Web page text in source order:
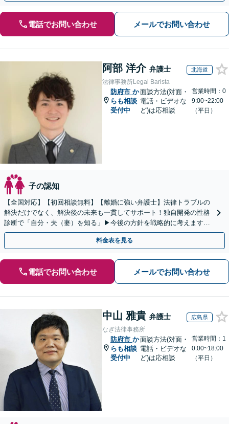
電話でお問い合わせ メールでお問い合わせ
阿部 洋介 弁護士 北海道
法律事務所Legal Barista
防府市 か
らも相談
受付中
面談方法(対面・
電話・ビデオな
ど)は応相談
営業時間：0
9:00~22:00
（平日）
子の認知
【全国対応】【初回相談無料】【離婚に強い弁護士】法律トラブルの
解決だけでなく、解決後の未来も一貫してサポート！独自開発の性格
診断で「自分・夫（妻）を知る」▶︎今後の方針を戦略的に考えます！
【休日夜間／オンライン相談OK】
料金表を見る
電話でお問い合わせ メールでお問い合わせ
中山 雅貴 弁護士 広島県
なぎ法律事務所
防府市 か
らも相談
受付中
面談方法(対面・
電話・ビデオな
ど)は応相談
営業時間：1
0:00~18:00
（平日）